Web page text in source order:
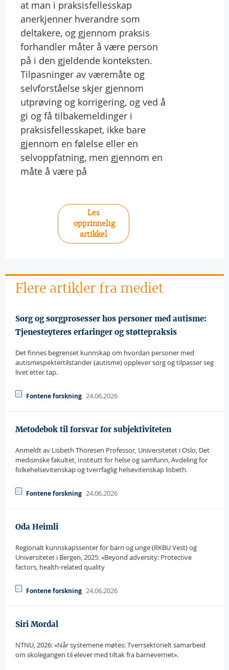
at man i praksisfellesskap
anerkjenner hverandre som
deltakere, og gjennom praksis
forhandler måter å være person
på i den gjeldende konteksten.
Tilpasninger av væremåte og
selvforståelse skjer gjennom
utprøving og korrigering, og ved å
gi og få tilbakemeldinger i
praksisfellesskapet, ikke bare
gjennom en følelse eller en
selvoppfatning, men gjennom en
måte å være på
Les
opprinnelig
artikkel
Flere artikler fra mediet
Sorg og sorgprosesser hos personer med autisme:
Tjenesteyteres erfaringer og støttepraksis
Det finnes begrenset kunnskap om hvordan personer med
autismespektertilstander (autisme) opplever sorg og tilpasser seg
livet etter tap.
Fontene forskning 24.06.2026
Metodebok til forsvar for subjektiviteten
Anmeldt av Lisbeth Thoresen Professor, Universitetet i Oslo, Det
medisinske fakultet, Institutt for helse og samfunn, Avdeling for
folkehelsevitenskap og tverrfaglig helsevitenskap lisbeth.
Fontene forskning 24.06.2026
Oda Heimli
Regionalt kunnskapssenter for barn og unge (RKBU Vest) og
Universitetet i Bergen, 2025: «Beyond adversity: Protective
factors, health-related quality
Fontene forskning 24.06.2026
Siri Mordal
NTNU, 2026: «Når systemene møtes: Tverrsektorielt samarbeid
om skolegangen til elever med tiltak fra barnevernet».